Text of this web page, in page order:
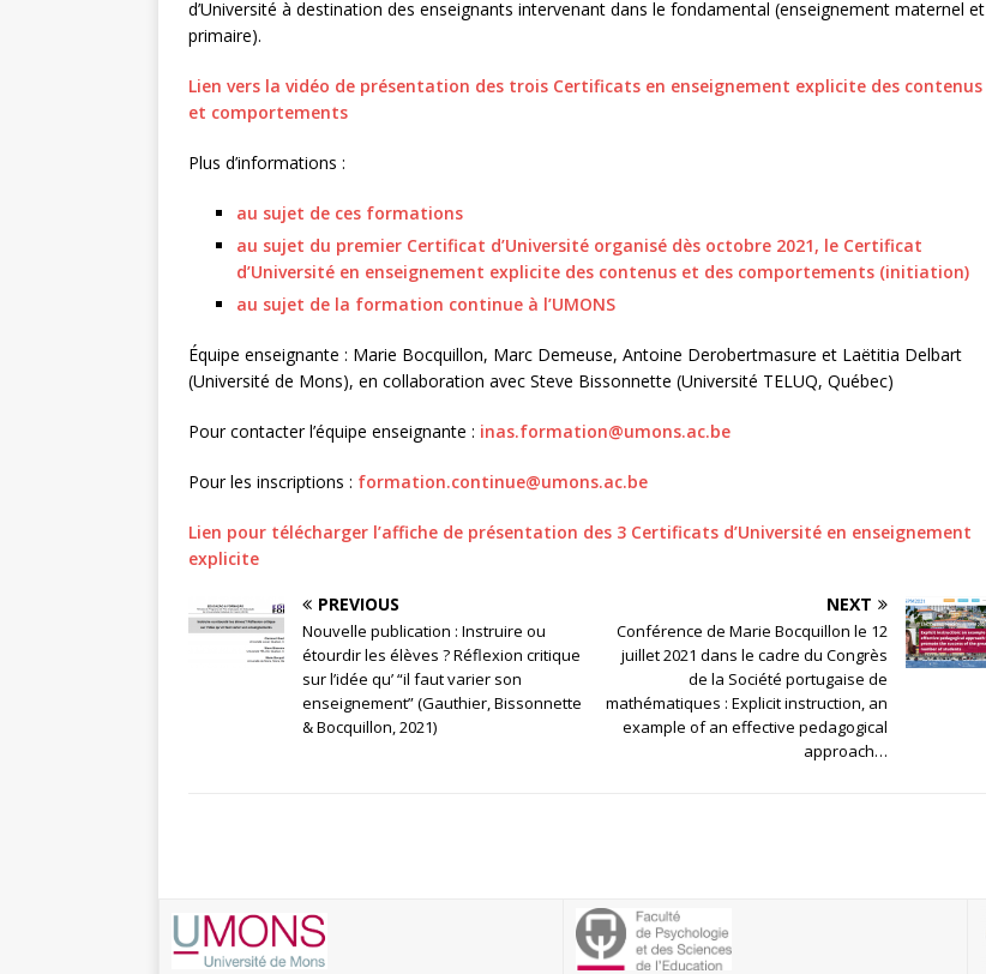
d’Université à destination des enseignants intervenant dans le fondamental (enseignement maternel et
primaire).
Lien vers la vidéo de présentation des trois Certificats en enseignement explicite des contenus
et comportements
Plus d’informations :
au sujet de ces formations
au sujet du premier Certificat d’Université organisé dès octobre 2021, le Certificat
d’Université en enseignement explicite des contenus et des comportements (initiation)
au sujet de la formation continue à l’UMONS
Équipe enseignante : Marie Bocquillon, Marc Demeuse, Antoine Derobertmasure et Laëtitia Delbart
(Université de Mons), en collaboration avec Steve Bissonnette (Université TELUQ, Québec)
Pour contacter l’équipe enseignante : inas.formation@umons.ac.be
Pour les inscriptions : formation.continue@umons.ac.be
Lien pour télécharger l’affiche de présentation des 3 Certificats d’Université en enseignement
explicite
PREVIOUS
Nouvelle publication : Instruire ou
étourdir les élèves ? Réflexion critique
sur l’idée qu’ “il faut varier son
enseignement” (Gauthier, Bissonnette
& Bocquillon, 2021)
NEXT
Conférence de Marie Bocquillon le 12
juillet 2021 dans le cadre du Congrès
de la Société portugaise de
mathématiques : Explicit instruction, an
example of an effective pedagogical
approach…